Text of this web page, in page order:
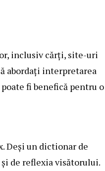
inclusiv cărți, site-uri
abordați interpretarea
fi benefică pentru o
Deși un dictionar de
de reflexia visătorului.